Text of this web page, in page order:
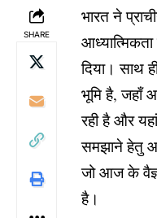
SHARE
भारत ने
आध्यात्मिकता
दिया। साथ
भूमि है, जहाँ
रही है और
समझाने हेतु
जो आज के
है।